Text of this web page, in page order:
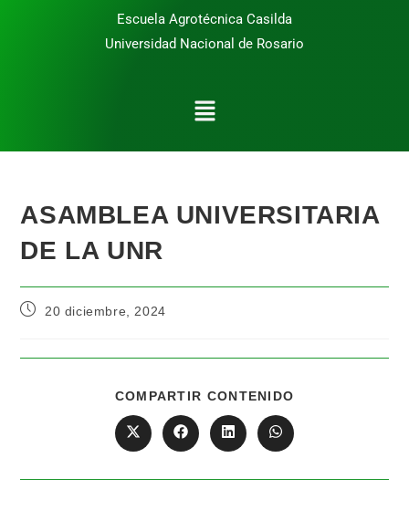
Escuela Agrotécnica Casilda
Universidad Nacional de Rosario
ASAMBLEA UNIVERSITARIA
DE LA UNR
20 diciembre, 2024
COMPARTIR CONTENIDO